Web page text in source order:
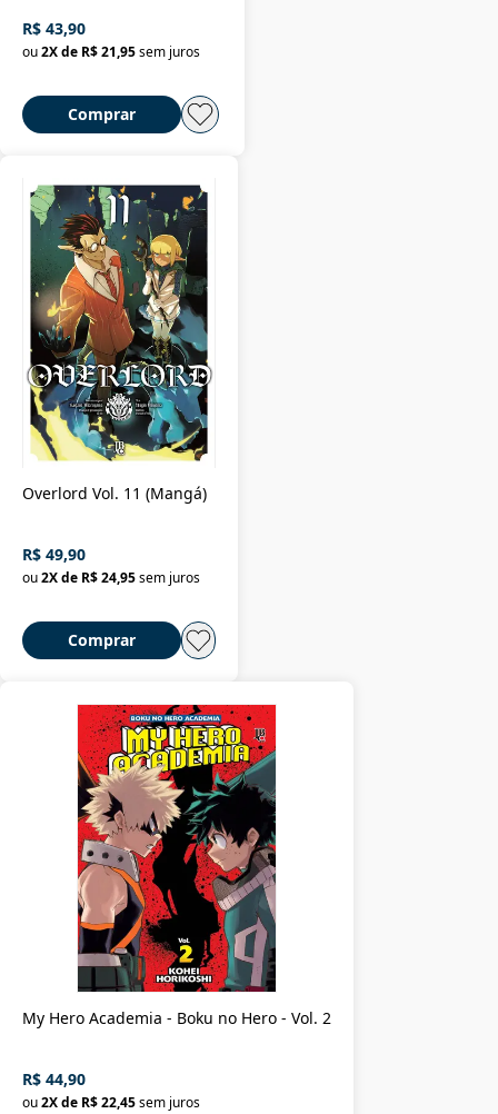
R$ 43,90
ou2X de R$ 21,95sem juros
Comprar
Overlord Vol. 11 (Mangá)
R$ 49,90
ou2X de R$ 24,95sem juros
Comprar
My Hero Academia - Boku no Hero - Vol. 2
R$ 44,90
ou2X de R$ 22,45sem juros